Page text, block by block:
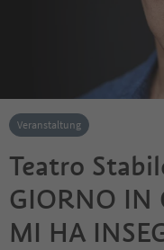
Veranstaltung
Teatro
GIORNO IN
MI HA